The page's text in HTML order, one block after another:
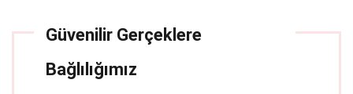
Güvenilir Gerçeklere
Bağlılığımız